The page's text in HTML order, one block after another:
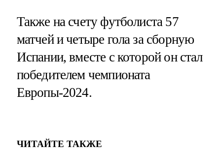
Также на счету футболиста 57
матчей и четыре гола за сборную
Испании, вместе с которой он стал
победителем чемпионата
Европы-2024.
ЧИТАЙТЕ ТАКЖЕ